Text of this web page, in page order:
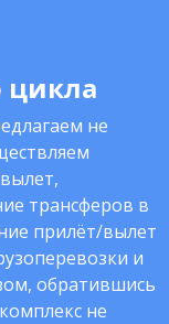
цикла
не
трансферов в
прилёт/вылет
и
обратившись
не